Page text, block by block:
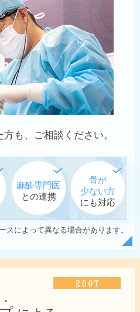
も、ご相談ください。
麻酔専門医
との連携
骨が
少ない方
にも対応
スによって異なる場合があります。